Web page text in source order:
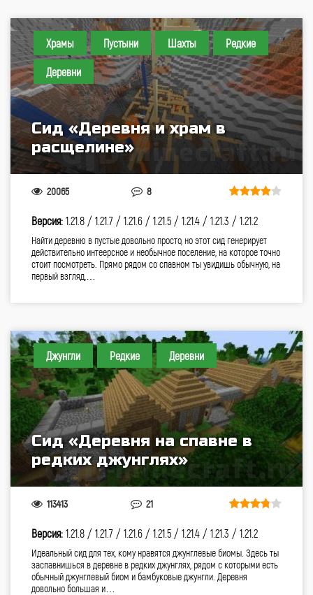
Храмы Пустыни Шахты Редкие
Деревни
Сид «Деревня и храм в
расщелине»
20065 8
Версия: 1.21.8 / 1.21.7 / 1.21.6 / 1.21.5 / 1.21.4 / 1.21.3 / 1.21.2
Найти деревню в пустые довольно просто, но этот сид генерирует
действительно интеерсное и необычное поселение, на которое точно
стоит посмотреть. Прямо рядом со спавном ты увидишь обычную, на
первый взгляд,…
Джунгли Редкие Деревни
Сид «Деревня на спавне в
редких джунглях»
113413 21
Версия: 1.21.8 / 1.21.7 / 1.21.6 / 1.21.5 / 1.21.4 / 1.21.3 / 1.21.2
Идеальный сид для тех, кому нравятся джунглевые биомы. Здесь ты
заспавнишься в деревне в редких джунглях, рядом с которыми есть
обычный джунглевый биом и бамбуковые джунгли. Деревня
довольно большая и…